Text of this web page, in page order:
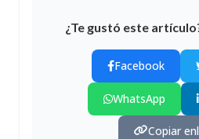
¿Te gustó este
Facebook
WhatsApp
Copiar